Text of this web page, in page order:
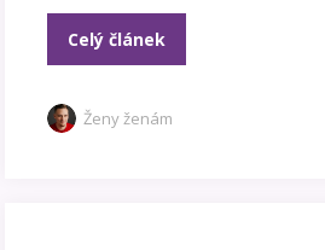
Celý článek
Ženy ženám